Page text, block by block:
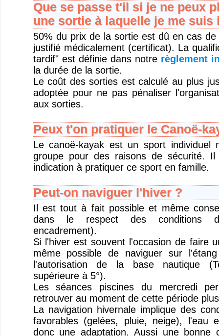
Que se passe t'il si je ne peux
une sortie à laquelle je me suis
50% du prix de la sortie est dû en cas
justifié médicalement (certificat). La
tardif" est définie dans notre règlement
la durée de la sortie.
Le coût des sorties est calculé au plus
adoptée pour ne pas pénaliser
aux sorties.
Peux t'on pratiquer le Canoë-
Le canoë-kayak est un sport individuel
groupe pour des raisons de sécurité.
indication à pratiquer ce sport en famille.
Peut-on naviguer l'hiver ?
Il est tout à fait possible et même
dans le respect des conditions
encadrement).
Si l'hiver est souvent l'occasion de faire
même possible de naviguer sur
l'autorisation de la base nautique
supérieure à 5°).
Les séances piscines du mercredi
retrouver au moment de cette période
La navigation hivernale implique des
favorables (gelées, pluie, neige), l'eau
donc une adaptation. Aussi une bonne